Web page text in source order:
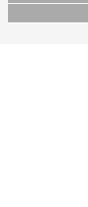
これらの情報を権利者の
当サイトに掲載している
弊社の見解・ 意見ではな
このサイトでは Cookie